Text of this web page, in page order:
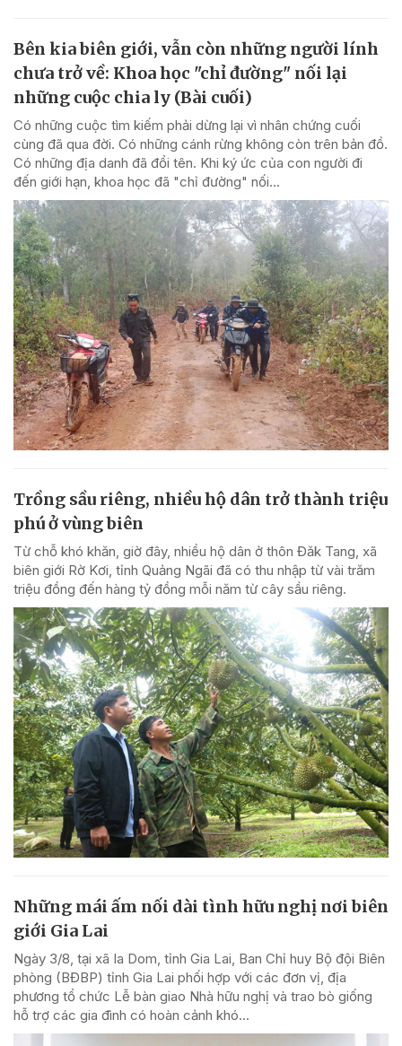
Bên kia biên giới, vẫn còn những người lính
chưa trở về: Khoa học "chỉ đường" nối lại
những cuộc chia ly (Bài cuối)
Có những cuộc tìm kiếm phải dừng lại vì nhân chứng cuối
cùng đã qua đời. Có những cánh rừng không còn trên bản đồ.
Có những địa danh đã đổi tên. Khi ký ức của con người đi
đến giới hạn, khoa học đã "chỉ đường" nối...
Trồng sầu riêng, nhiều hộ dân trở thành triệu
phú ở vùng biên
Từ chỗ khó khăn, giờ đây, nhiều hộ dân ở thôn Đăk Tang, xã
biên giới Rờ Kơi, tỉnh Quảng Ngãi đã có thu nhập từ vài trăm
triệu đồng đến hàng tỷ đồng mỗi năm từ cây sầu riêng.
Những mái ấm nối dài tình hữu nghị nơi biên
giới Gia Lai
Ngày 3/8, tại xã Ia Dom, tỉnh Gia Lai, Ban Chỉ huy Bộ đội Biên
phòng (BĐBP) tỉnh Gia Lai phối hợp với các đơn vị, địa
phương tổ chức Lễ bàn giao Nhà hữu nghị và trao bò giống
hỗ trợ các gia đình có hoàn cảnh khó...